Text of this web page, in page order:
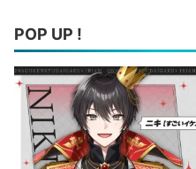
POP UP !